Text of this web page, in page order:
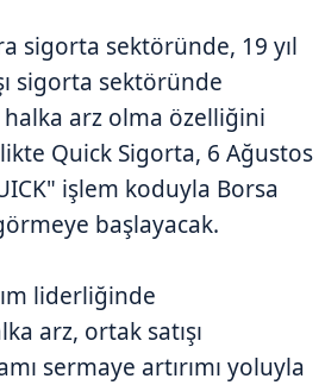
sigorta sektöründe, 19 yıl
sigorta sektöründe
arz olma özelliğini
Quick Sigorta, 6 Ağustos
işlem koduyla Borsa
başlayacak.
liderliğinde
arz, ortak satışı
sermaye artırımı yoluyla